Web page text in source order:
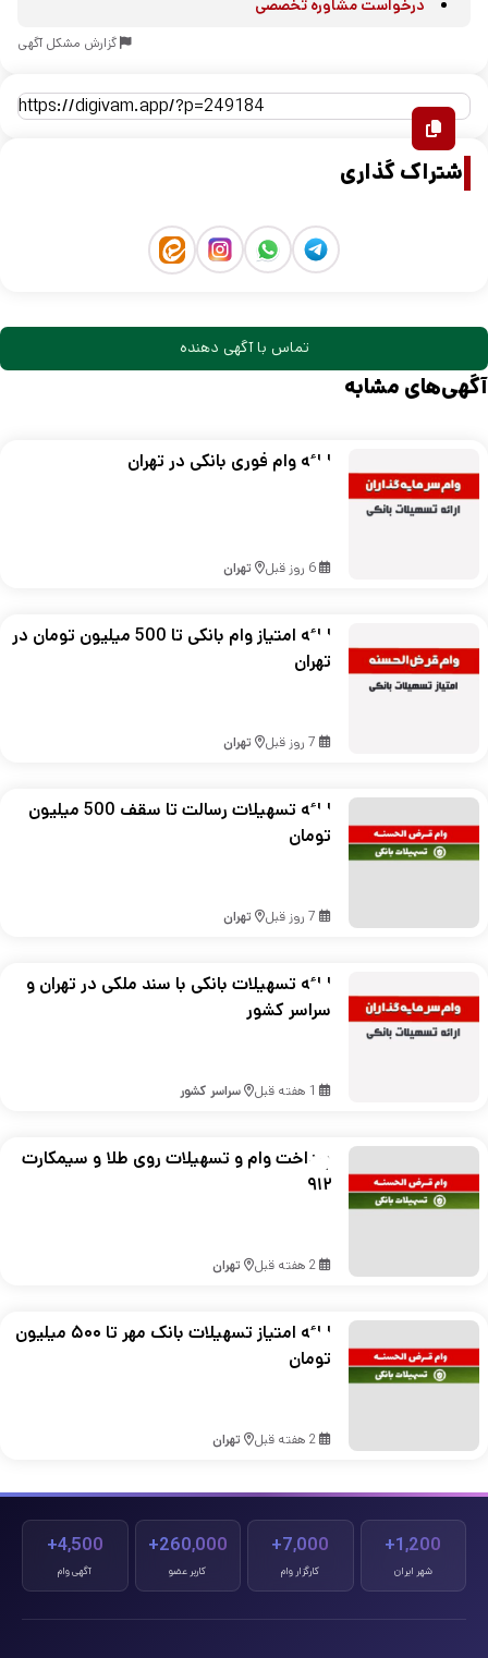
درخواست مشاوره تخصصی
گزارش مشکل آگهی
اشتراک گذاری
تماس با آگهی دهنده
آگهی‌های مشابه
ارائه وام فوری بانکی در تهران
6 روز قبل تهران
ارائه امتیاز وام بانکی تا 500 میلیون تومان در
تهران
7 روز قبل تهران
ارائه تسهیلات رسالت تا سقف 500 میلیون
تومان
7 روز قبل تهران
ارائه تسهیلات بانکی با سند ملکی در تهران و
سراسر کشور
1 هفته قبل سراسر کشور
پرداخت وام و تسهیلات روی طلا و سیمکارت
۹۱۲
2 هفته قبل تهران
ارائه امتیاز تسهیلات بانک مهر تا ۵۰۰ میلیون
تومان
2 هفته قبل تهران
1,200+
شهر ایران
7,000+
کارگزار وام
260,000+
کاربر عضو
4,500+
آگهی وام